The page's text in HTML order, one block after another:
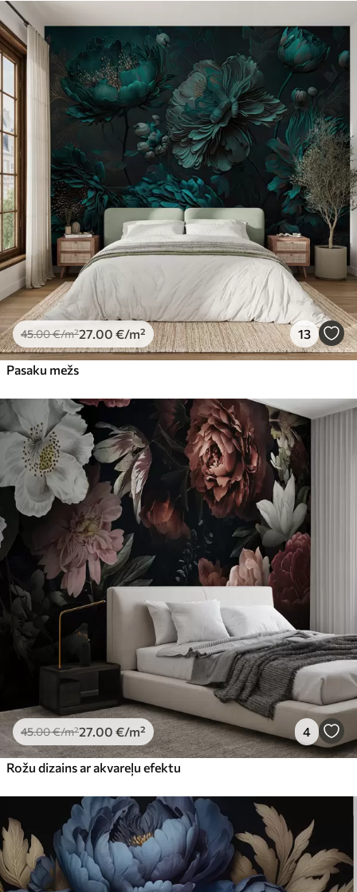
45.00€/m²27 .00 €/m² 13
Pasaku mežs
45.00€/m²27 .00 €/m² 4
Rožu dizains ar akvareļu efektu